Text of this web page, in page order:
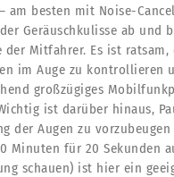
am besten mit Noise-
Geräuschkulisse ab und
der Mitfahrer. Es ist ratsam,
im Auge zu kontrollieren
großzügiges
ist darüber hinaus,
der Augen zu
Minuten für 20 Sekunden
schauen) ist hier ein